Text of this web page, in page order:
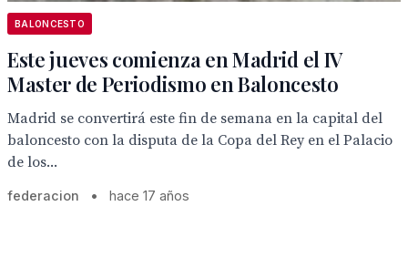
BALONCESTO
Este jueves comienza en Madrid el IV
Master de Periodismo en Baloncesto
Madrid se convertirá este fin de semana en la capital del
baloncesto con la disputa de la Copa del Rey en el Palacio
de los...
federacion • hace 17 años